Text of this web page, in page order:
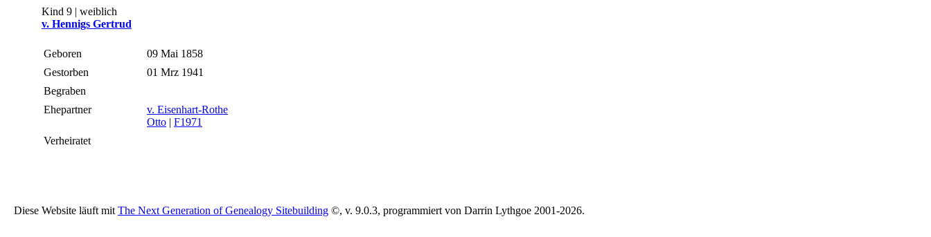
Kind 9 | weiblich
v. Hennigs Gertrud
Geboren
09 Mai 1858
Gestorben
01 Mrz 1941
Begraben
Ehepartner
v. Eisenhart-Rothe
Otto | F1971
Verheiratet
Diese Website läuft mit The Next Generation of Genealogy Sitebuilding ©, v. 9.0.3, programmiert von Darrin Lythgoe 2001-2026.